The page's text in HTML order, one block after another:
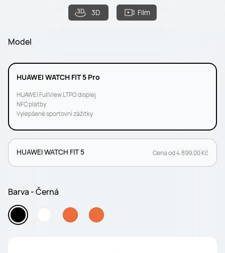
3D Film
Model
HUAWEI WATCH FIT 5 Pro
HUAWEI FullView LTPO displej
NFC platby
Vylepšené sportovní zážitky
HUAWEI WATCH FIT 5 Cena od 4.899,00 Kč
Barva - Černá